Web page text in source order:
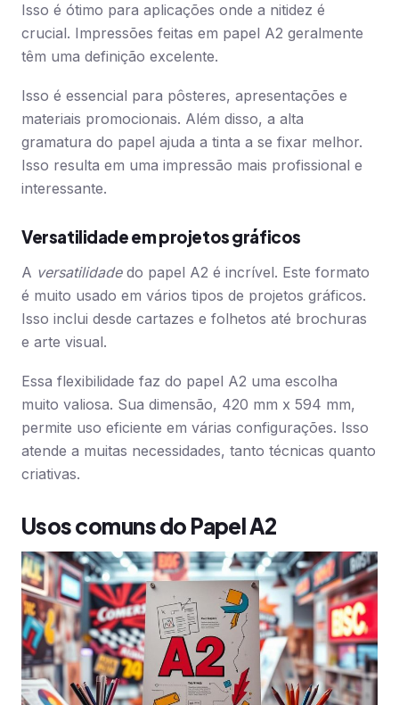
Isso é ótimo para aplicações onde a nitidez é
crucial. Impressões feitas em papel A2 geralmente
têm uma definição excelente.
Isso é essencial para pôsteres, apresentações e
materiais promocionais. Além disso, a alta
gramatura do papel ajuda a tinta a se fixar melhor.
Isso resulta em uma impressão mais profissional e
interessante.
Versatilidade em projetos gráficos
A versatilidadedo papel A2 é incrível. Este formato
é muito usado em vários tipos de projetos gráficos.
Isso inclui desde cartazes e folhetos até brochuras
e arte visual.
Essa flexibilidade faz do papel A2 uma escolha
muito valiosa. Sua dimensão, 420 mm x 594 mm,
permite uso eficiente em várias configurações. Isso
atende a muitas necessidades, tanto técnicas quanto
criativas.
Usos comuns do Papel A2